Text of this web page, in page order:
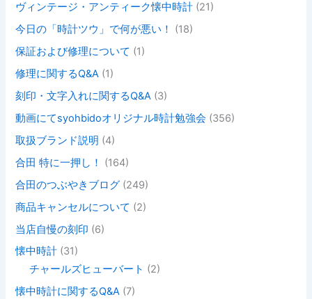
ヴィンテージ・アンティーク懐中時計 (21)
今日の「時計ツウ」で何が悪い！
(18)
保証および修理について (1)
修理に関するQ&A (1)
刻印・文字入れに関するQ&A (3)
動画にてsyohbidoオリジナル時計勉強会 (356)
取扱ブランド説明 (4)
合田 特に一押し！
(164)
合田のつぶやきブログ (249)
商品キャンセルについて (2)
当店自慢の刻印 (6)
懐中時計 (31)
チャールズヒューバート (2)
懐中時計に関するQ&A (7)